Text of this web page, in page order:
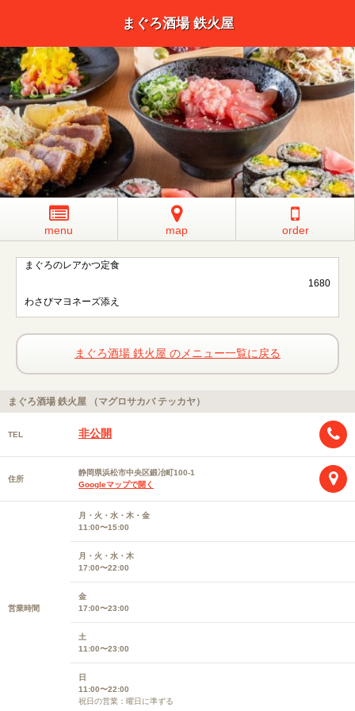
まぐろ酒場 鉄火屋
menu map order
まぐろのレアかつ定食
1680
わさびマヨネーズ添え
まぐろ酒場 鉄火屋 のメニュー一覧に戻る
まぐろ酒場 鉄火屋 （マグロサカバ テッカヤ）
TEL 非公開
住所
静岡県浜松市中央区鍛冶町100-1
Googleマップで開く
営業時間
月・火・水・木・金
11:00〜15:00
月・火・水・木
17:00〜22:00
金
17:00〜23:00
土
11:00〜23:00
日
11:00〜22:00
祝日の営業：曜日に準ずる